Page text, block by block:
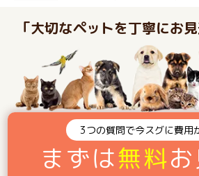
「大切なペットを丁寧にお
3つの質問で今スグに費用
まずは無料